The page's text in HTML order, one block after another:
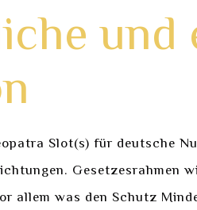
Slot(s) für deutsche
allem was den Schutz